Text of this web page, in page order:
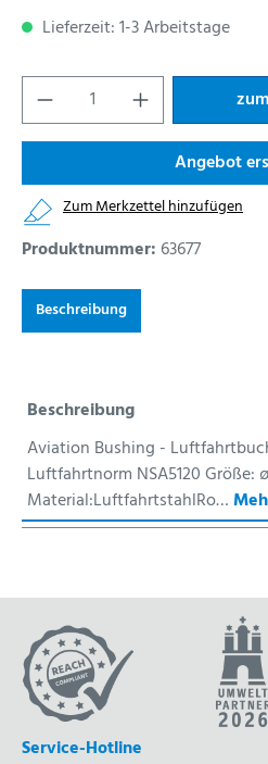
Lieferzeit: 1-3 Arbeitstage
Angebot
Zum Merkzettel hinzufügen
Produktnummer: 63677
Beschreibung
Beschreibung
Aviation Bushing -
Luftfahrtnorm NSA5120 Größe:
Material:LuftfahrtstahlRo…
Service-Hotline